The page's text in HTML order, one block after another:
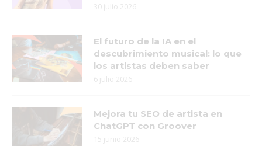
30 julio 2026
El futuro de la IA en el
descubrimiento musical: lo que
los artistas deben saber
6 julio 2026
Mejora tu SEO de artista en
ChatGPT con Groover
15 junio 2026